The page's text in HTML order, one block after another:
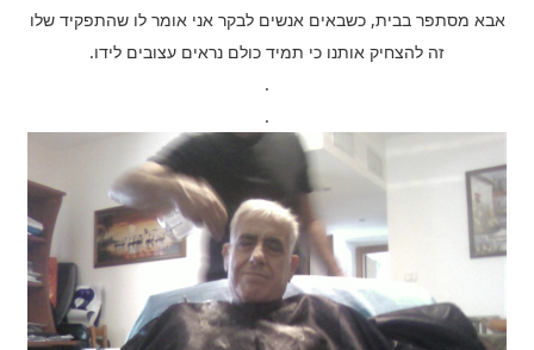
אבא מסתפר בבית, כשבאים אנשים לבקר אני אומר לו שהתפקיד שלו
זה להצחיק אותנו כי תמיד כולם נראים עצובים לידו.
.
.